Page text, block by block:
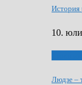
История
10.
Людзе –